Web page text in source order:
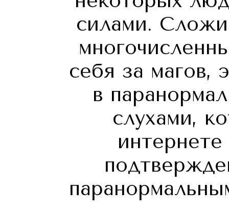
силами.
себя за магов,
в
слухами,